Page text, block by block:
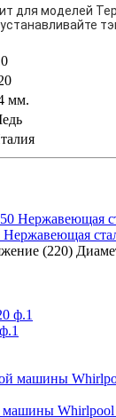
для моделей
мм.
(220)
Whirlpool